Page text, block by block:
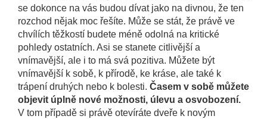
se dokonce na vás budou dívat jako na divnou, že ten
rozchod nějak moc řešíte. Může se stát, že právě ve
chvílích těžkostí budete méně odolná na kritické
pohledy ostatních. Asi se stanete citlivější a
vnímavější, ale i to má svá pozitiva. Můžete být
vnímavější k sobě, k přírodě, ke kráse, ale také k
trápení druhých nebo k bolesti. Časem v sobě můžete
objevit úplně nové možnosti, úlevu a osvobození.
V tom případě si právě otevíráte dveře k novým